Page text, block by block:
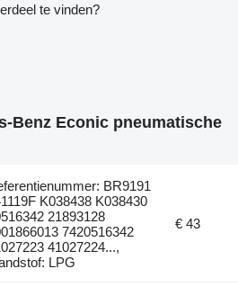
te vinden?
Benz Econic pneumatische
BR9191
K038438 K038430
21893128
7420516342
41027224...,
LPG
€ 43